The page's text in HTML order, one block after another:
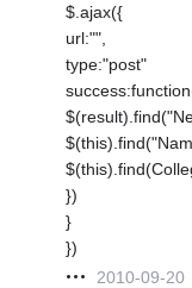
$.ajax({
url:"",
type:"post"
})
}
})
2010-09-20